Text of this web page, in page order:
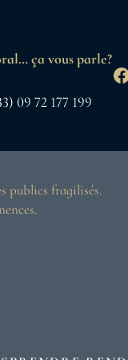
ça vous parle?
09 72 177 199
publics fragilisés.